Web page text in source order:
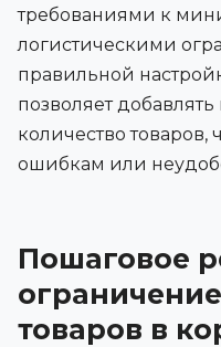
требованиями к
логистическими
правильной
позволяет
количество товаров,
ошибкам или
Пошаговое
товаров в